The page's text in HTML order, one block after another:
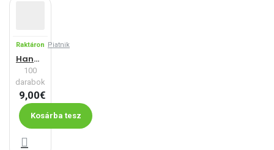
Raktáron Piatnik
Hanadeka - kacsák
100
darabok
9,00€
Kosárba tesz